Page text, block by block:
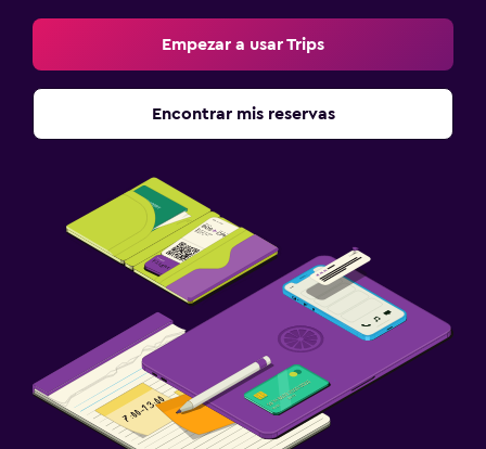
Empezar a usar Trips
Encontrar mis reservas